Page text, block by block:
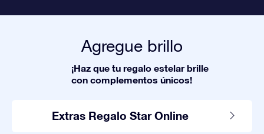
Agregue brillo
¡Haz que tu regalo estelar brille
con complementos únicos!
Extras Regalo Star Online